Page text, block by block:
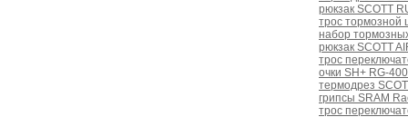
рюкзак SCOTT
трос тормозной
набор
рюкзак SCOTT
трос
очки SH+ RG-
термодрез
грипсы SRAM
трос